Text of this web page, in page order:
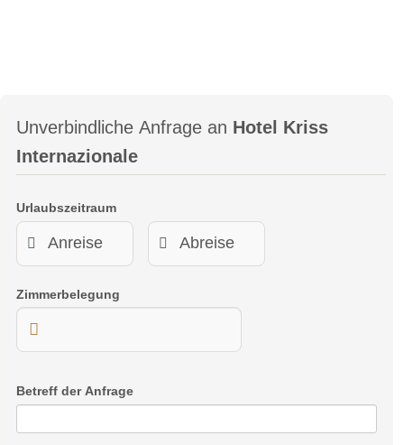
Unverbindliche Anfrage an Hotel Kriss
Internazionale
Urlaubszeitraum
Zimmerbelegung
Betreff der Anfrage